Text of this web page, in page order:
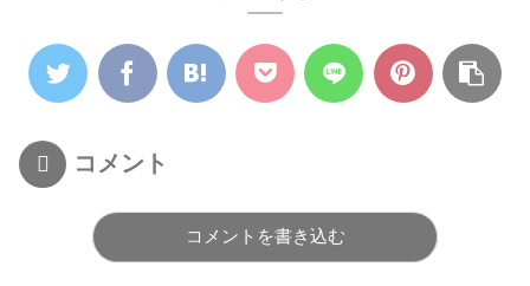
コメント
コメントを書き込む